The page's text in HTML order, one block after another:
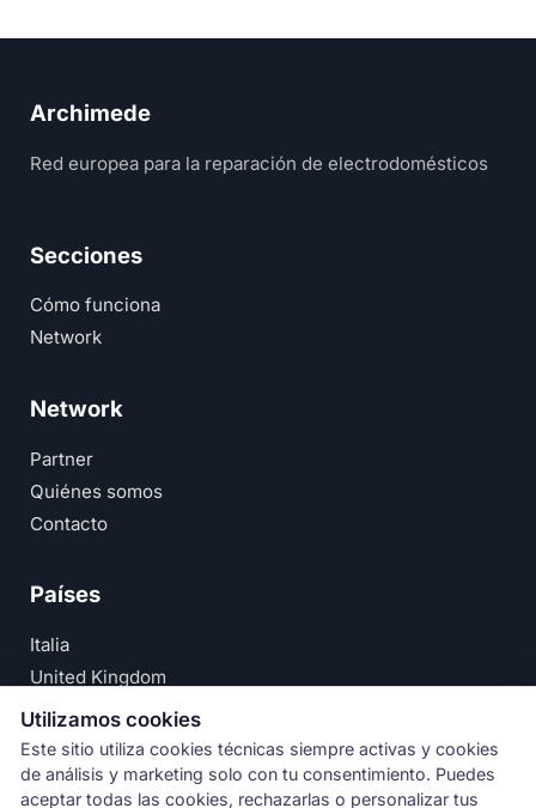
Archimede
Red europea para la reparación de electrodomésticos
Secciones
Cómo funciona
Network
Network
Partner
Quiénes somos
Contacto
Países
Italia
United Kingdom
Deutschland
España
© Numeri Primi Srl — P.IVA IT11621120960 ·Aviso Legal
Utilizamos cookies
Este sitio utiliza cookies técnicas siempre activas y cookies
de análisis y marketing solo con tu consentimiento. Puedes
aceptar todas las cookies, rechazarlas o personalizar tus